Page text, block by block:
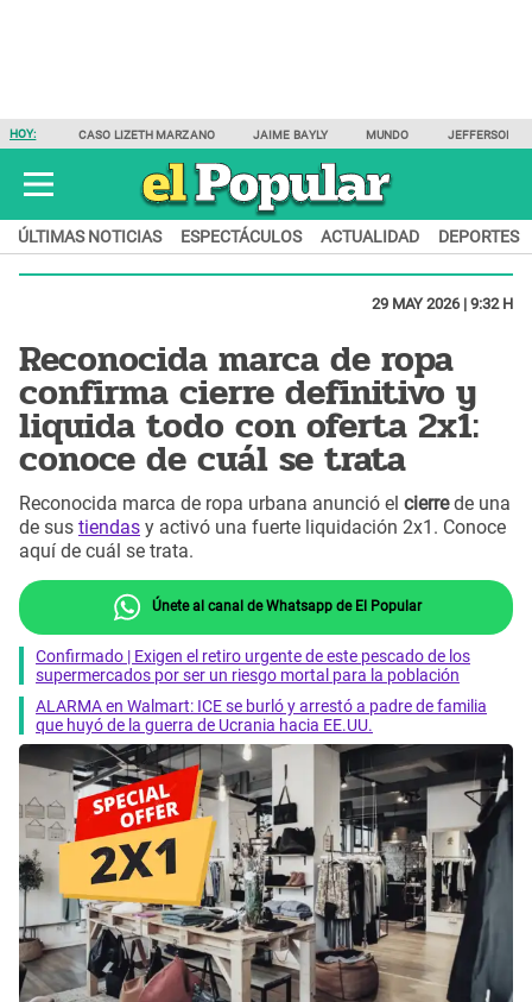
HOY: CASO LIZETH MARZANO JAIME BAYLY MUNDO JEFFERSON
ÚLTIMAS NOTICIAS ESPECTÁCULOS ACTUALIDAD DEPORTES
29 MAY 2026 | 9:32 H
Reconocida marca de ropa
confirma cierre definitivo y
liquida todo con oferta 2x1:
conoce de cuál se trata
Reconocida marca de ropa urbana anunció el cierrede una
de sus tiendas y activó una fuerte liquidación 2x1. Conoce
aquí de cuál se trata.
Únete al canal de Whatsapp de El Popular
Confirmado | Exigen el retiro urgente de este pescado de los
supermercados por ser un riesgo mortal para la población
ALARMA en Walmart: ICE se burló y arrestó a padre de familia
que huyó de la guerra de Ucrania hacia EE.UU.